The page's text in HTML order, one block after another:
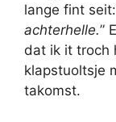
lange fint seit:
achterhelle.”
dat ik it troch
klapstuoltsje
takomst.